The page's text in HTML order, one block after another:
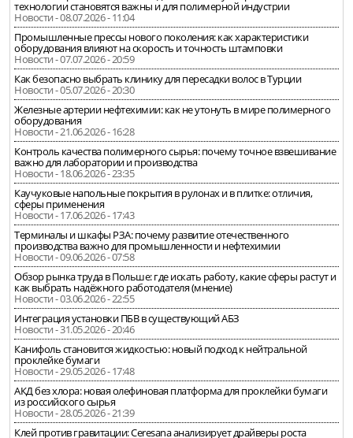
технологии становятся важны и для полимерной индустрии
Новости - 08.07.2026 - 11:04
Промышленные прессы нового поколения: как характеристики
оборудования влияют на скорость и точность штамповки
Новости - 07.07.2026 - 20:59
Как безопасно выбрать клинику для пересадки волос в Турции
Новости - 05.07.2026 - 20:30
Железные артерии нефтехимии: как не утонуть в мире полимерного
оборудования
Новости - 21.06.2026 - 16:28
Контроль качества полимерного сырья: почему точное взвешивание
важно для лаборатории и производства
Новости - 18.06.2026 - 23:35
Каучуковые напольные покрытия в рулонах и в плитке: отличия,
сферы применения
Новости - 17.06.2026 - 17:43
Терминалы и шкафы РЗА: почему развитие отечественного
производства важно для промышленности и нефтехимии
Новости - 09.06.2026 - 07:58
Обзор рынка труда в Польше: где искать работу, какие сферы растут и
как выбрать надёжного работодателя (мнение)
Новости - 03.06.2026 - 22:55
Интеграция установки ПБВ в существующий АБЗ
Новости - 31.05.2026 - 20:46
Канифоль становится жидкостью: новый подход к нейтральной
проклейке бумаги
Новости - 29.05.2026 - 17:48
АКД без хлора: новая олефиновая платформа для проклейки бумаги
из российского сырья
Новости - 28.05.2026 - 21:39
Клей против гравитации: Ceresana анализирует драйверы роста